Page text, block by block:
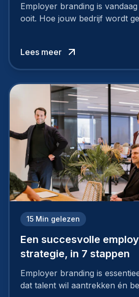
Employer branding is
ooit. Hoe jouw bedrijf wordt
Lees meer
15 Min gelezen
Een succesvolle
strategie, in 7 stappen
Employer branding is
dat talent wil aantrekken én